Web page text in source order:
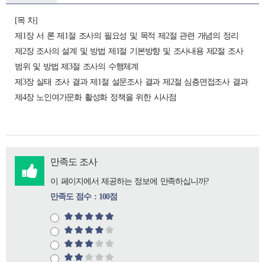
[목 차]
제1장 서 론 제1절 조사의 필요성 및 목적 제2절 관련 개념의 정리
제2장 조사의 설계 및 방법 제1절 기본방향 및 조사내용 제2절 조사
범위 및 방법 제3절 조사의 수행체계
제3장 실태 조사 결과 제1절 설문조사 결과 제2절 심층면접조사 결과
제4장 노인여가문화 활성화 정책을 위한 시사점
만족도 조사
이 페이지에서 제공하는 정보에 만족하십니까?
만족도 점수 : 100점